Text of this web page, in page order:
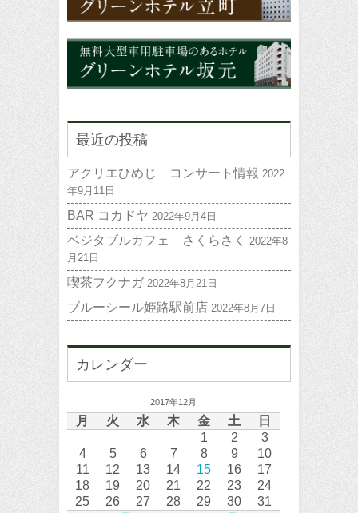
最近の投稿
アクリエひめじ コンサート情報 2022
年9月11日
BAR コカドヤ 2022年9月4日
ベジタブルカフェ さくらさく
2022年8
月21日
喫茶フクナガ 2022年8月21日
ブルーシール姫路駅前店 2022年8月7日
カレンダー
2017年12月
月 火 水 木 金 土 日
1 2
3
4
5 6 7 8 9
10
11
12 13 14 15 16
17
18
19 20 21 22 23
24
25
26 27 28 29 30 31